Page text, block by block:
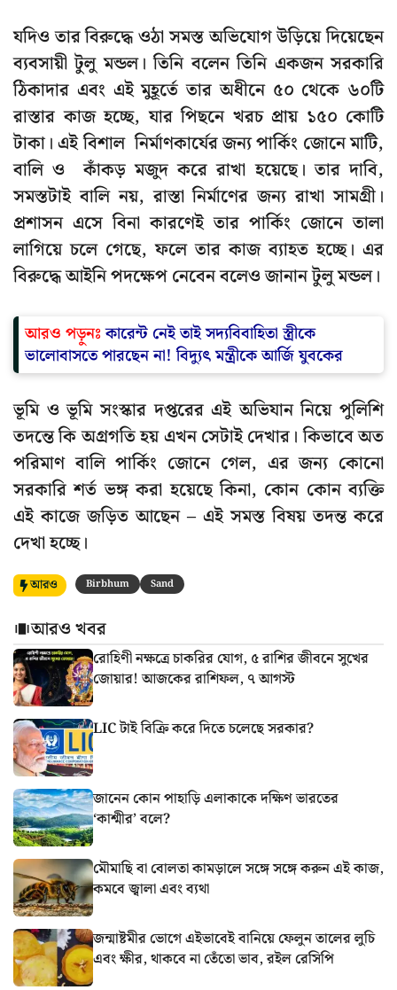
যদিও তার বিরুদ্ধে ওঠা সমস্ত অভিযোগ উড়িয়ে দিয়েছেন
ব্যবসায়ী টুলু মন্ডল। তিনি বলেন তিনি একজন সরকারি
ঠিকাদার এবং এই মুহূর্তে তার অধীনে ৫০ থেকে ৬০টি
রাস্তার কাজ হচ্ছে, যার পিছনে খরচ প্রায় ১৫০ কোটি
টাকা। এই বিশাল নির্মাণকার্যের জন্য পার্কিং জোনে মাটি,
বালি ও কাঁকড় মজুদ করে রাখা হয়েছে। তার দাবি,
সমস্তটাই বালি নয়, রাস্তা নির্মাণের জন্য রাখা সামগ্রী।
প্রশাসন এসে বিনা কারণেই তার পার্কিং জোনে তালা
লাগিয়ে চলে গেছে, ফলে তার কাজ ব্যাহত হচ্ছে। এর
বিরুদ্ধে আইনি পদক্ষেপ নেবেন বলেও জানান টুলু মন্ডল।
আরও পড়ুনঃকারেন্ট নেই তাই সদ্যবিবাহিতা স্ত্রীকে
ভালোবাসতে পারছেন না! বিদ্যুৎ মন্ত্রীকে আর্জি যুবকের
ভূমি ও ভূমি সংস্কার দপ্তরের এই অভিযান নিয়ে পুলিশি
তদন্তে কি অগ্রগতি হয় এখন সেটাই দেখার। কিভাবে অত
পরিমাণ বালি পার্কিং জোনে গেল, এর জন্য কোনো
সরকারি শর্ত ভঙ্গ করা হয়েছে কিনা, কোন কোন ব্যক্তি
এই কাজে জড়িত আছেন – এই সমস্ত বিষয় তদন্ত করে
দেখা হচ্ছে।
আরও Birbhum Sand
আরও খবর
রোহিণী নক্ষত্রে চাকরির যোগ, ৫ রাশির জীবনে সুখের
জোয়ার! আজকের রাশিফল, ৭ আগস্ট
LIC টাই বিক্রি করে দিতে চলেছে সরকার?
জানেন কোন পাহাড়ি এলাকাকে দক্ষিণ ভারতের
‘কাশ্মীর’ বলে?
মৌমাছি বা বোলতা কামড়ালে সঙ্গে সঙ্গে করুন এই কাজ,
কমবে জ্বালা এবং ব্যথা
জন্মাষ্টমীর ভোগে এইভাবেই বানিয়ে ফেলুন তালের লুচি
এবং ক্ষীর, থাকবে না তেঁতো ভাব, রইল রেসিপি